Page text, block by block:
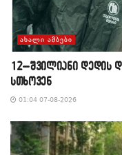
ᲐᲮᲐᲚᲘ ᲐᲛᲑᲔᲑᲘ
12–შვილიანი დედის
სთხოვენ
01:04 07-08-2026